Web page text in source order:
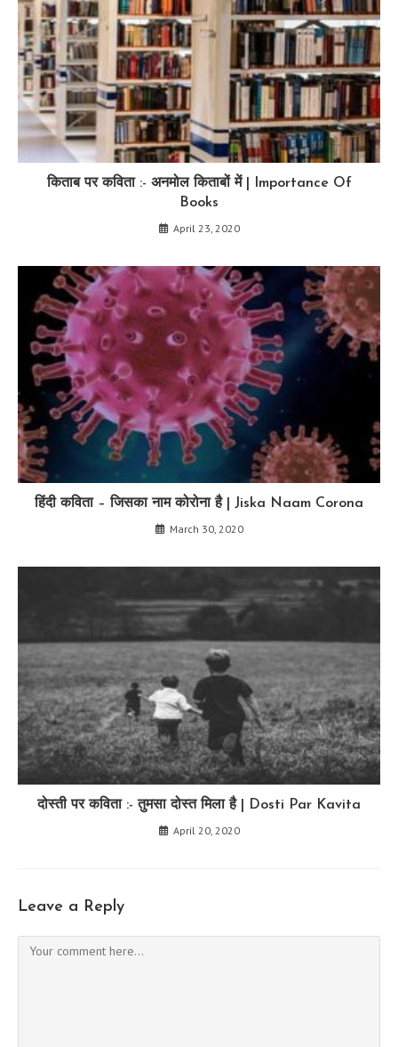
किताब पर कविता :- अनमोल किताबों में | Importance Of
Books
April 23, 2020
हिंदी कविता – जिसका नाम कोरोना है | Jiska Naam Corona
March 30, 2020
दोस्ती पर कविता :- तुमसा दोस्त मिला है | Dosti Par Kavita
April 20, 2020
Leave a Reply
Comment